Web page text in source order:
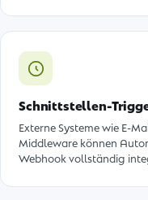
Schnittstellen-
Externe Systeme wie E-
Middleware können
Webhook vollständig